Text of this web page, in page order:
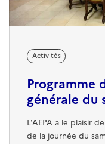
Activités
Programme
générale du
2026
L'AEPA a le plaisir
de la journée du